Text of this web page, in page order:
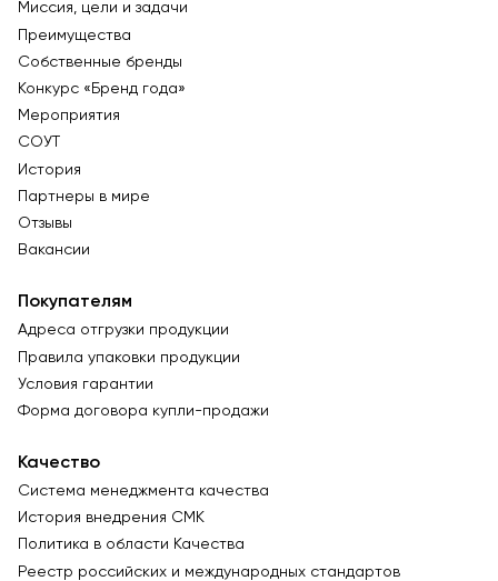
Миссия, цели и задачи
Преимущества
Собственные бренды
Конкурс «Бренд года»
Мероприятия
СОУТ
История
Партнеры в мире
Отзывы
Вакансии
Покупателям
Адреса отгрузки продукции
Правила упаковки продукции
Условия гарантии
Форма договора купли-продажи
Качество
Система менеджмента качества
История внедрения СМК
Политика в области Качества
Реестр российских и международных стандартов